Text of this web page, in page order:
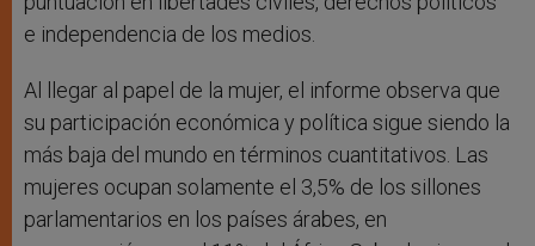
e independencia de los medios.
Al llegar al papel de la mujer, el informe observa que
su participación económica y política sigue siendo la
más baja del mundo en términos cuantitativos. Las
mujeres ocupan solamente el 3,5% de los sillones
parlamentarios en los países árabes, en